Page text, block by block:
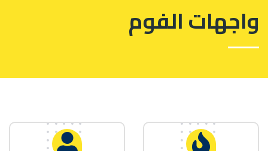
واجهات الفوم